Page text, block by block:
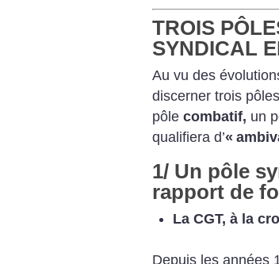
TROIS
SYNDICAL
Au vu des
discerner trois
pôle combatif, un
qualifiera d’«
1/ Un pôle
rapport de
La CGT, à la
Depuis les années